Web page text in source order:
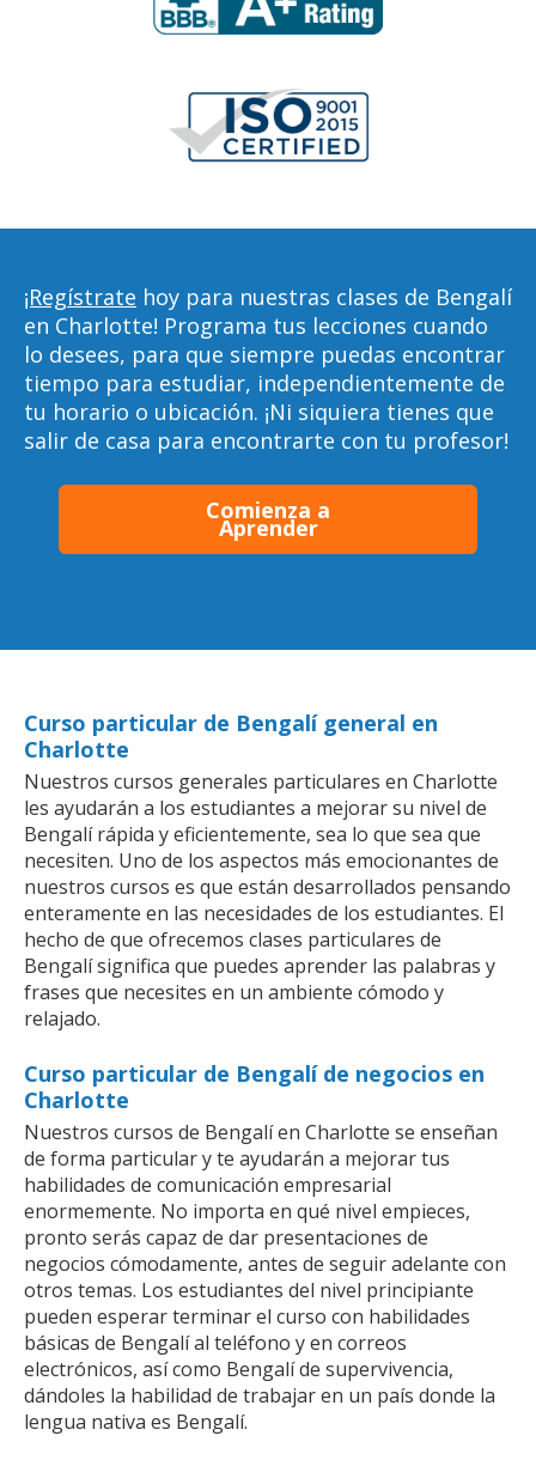
¡Regístrate hoy para nuestras clases de Bengalí
en Charlotte! Programa tus lecciones cuando
lo desees, para que siempre puedas encontrar
tiempo para estudiar, independientemente de
tu horario o ubicación. ¡Ni siquiera tienes que
salir de casa para encontrarte con tu profesor!
Comienza a
Aprender
Curso particular de Bengalí general en
Charlotte
Nuestros cursos generales particulares en Charlotte
les ayudarán a los estudiantes a mejorar su nivel de
Bengalí rápida y eficientemente, sea lo que sea que
necesiten. Uno de los aspectos más emocionantes de
nuestros cursos es que están desarrollados pensando
enteramente en las necesidades de los estudiantes. El
hecho de que ofrecemos clases particulares de
Bengalí significa que puedes aprender las palabras y
frases que necesites en un ambiente cómodo y
relajado.
Curso particular de Bengalí de negocios en
Charlotte
Nuestros cursos de Bengalí en Charlotte se enseñan
de forma particular y te ayudarán a mejorar tus
habilidades de comunicación empresarial
enormemente. No importa en qué nivel empieces,
pronto serás capaz de dar presentaciones de
negocios cómodamente, antes de seguir adelante con
otros temas. Los estudiantes del nivel principiante
pueden esperar terminar el curso con habilidades
básicas de Bengalí al teléfono y en correos
electrónicos, así como Bengalí de supervivencia,
dándoles la habilidad de trabajar en un país donde la
lengua nativa es Bengalí.